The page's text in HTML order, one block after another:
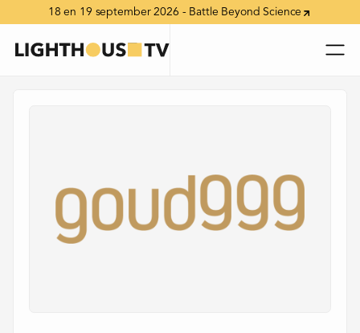
18 en 19 september 2026 - Battle Beyond Science